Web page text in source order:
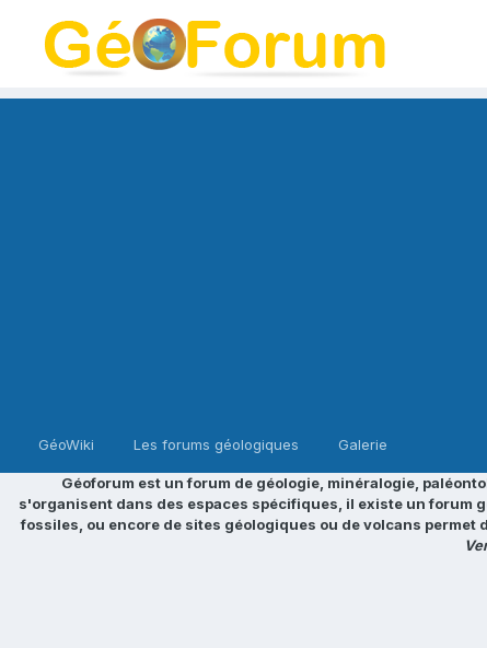
GéoWiki Les forums géologiques Galerie
Géoforum est un forum de géologie, minéralogie,
s'organisent dans des espaces spécifiques, il existe un forum
fossiles, ou encore de sites géologiques ou de volcans permet